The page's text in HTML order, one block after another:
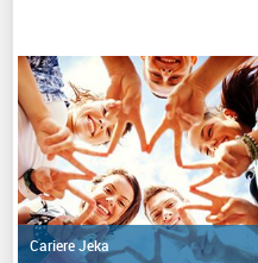
Cariere Jeka